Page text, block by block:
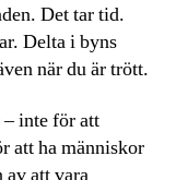
Det tar tid.
Delta i byns
när du är trött.
– inte för att
att ha människor